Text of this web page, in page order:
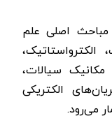
مباحث اصلی علم
سیالات،
الکتریکی
می‌رود.